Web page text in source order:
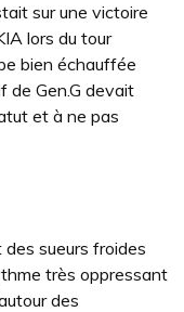
sur une victoire
lors du tour
bien échauffée
de Gen.G devait
et à ne pas
sueurs froides
très oppressant
des